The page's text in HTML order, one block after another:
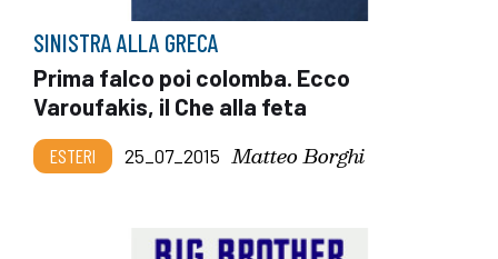
SINISTRA ALLA GRECA
Prima falco poi colomba. Ecco
Varoufakis, il Che alla feta
ESTERI 25_07_2015 Matteo Borghi